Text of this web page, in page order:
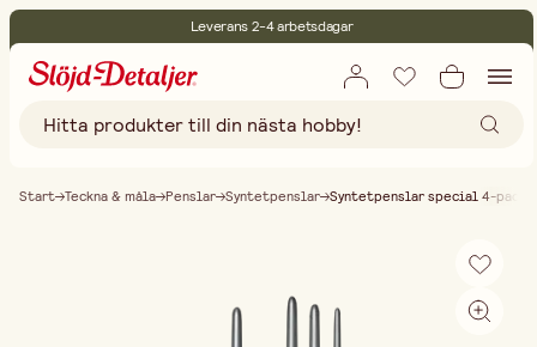
Leverans 2-4 arbetsdagar
Fri frakt vid köp över 499:-
Start Teckna & måla Penslar Syntetpenslar Syntetpenslar special 4-pack